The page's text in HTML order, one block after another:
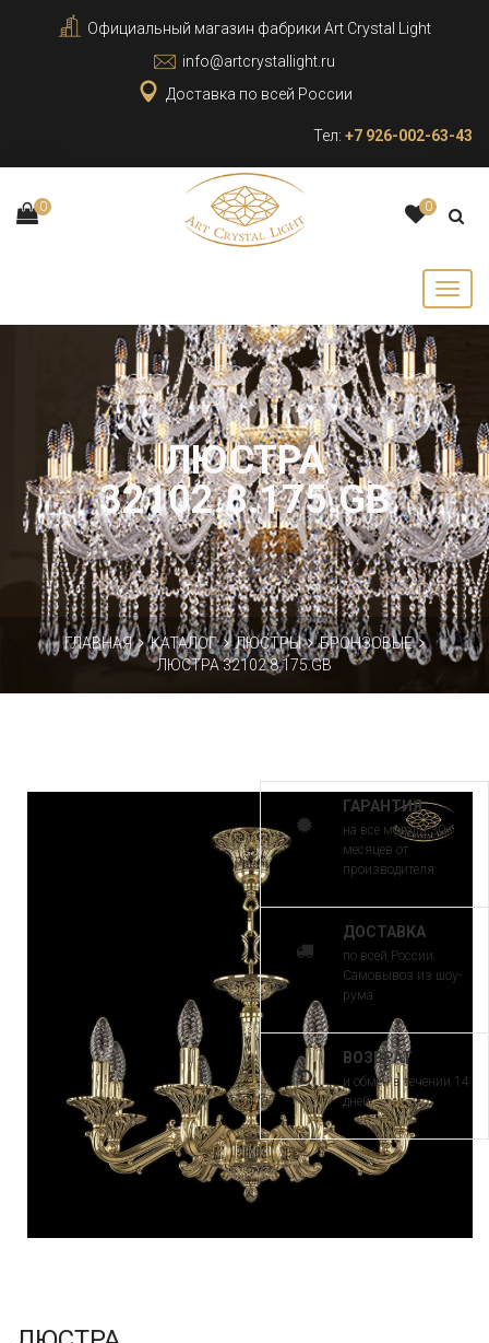
Официальный магазин фабрики Art Crystal Light
info@artcrystallight.ru
Доставка по всей России
Тел: +7 926-002-63-43
0 0
ЛЮСТРА
32102.8.175.GB
ГЛАВНАЯ КАТАЛОГ ЛЮСТРЫ
БРОНЗОВЫЕ
ЛЮСТРА 32102.8.175.GB
ГАРАНТИЯ
на все модели 30
месяцев от
производителя
ДОСТАВКА
по всей России.
Самовывоз из шоу-
рума
ВОЗВРАТ
и обмен в течении 14
дней